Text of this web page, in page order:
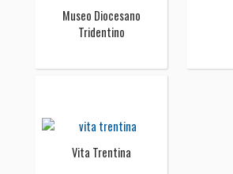
Museo Diocesano
Tridentino
Vita Trentina